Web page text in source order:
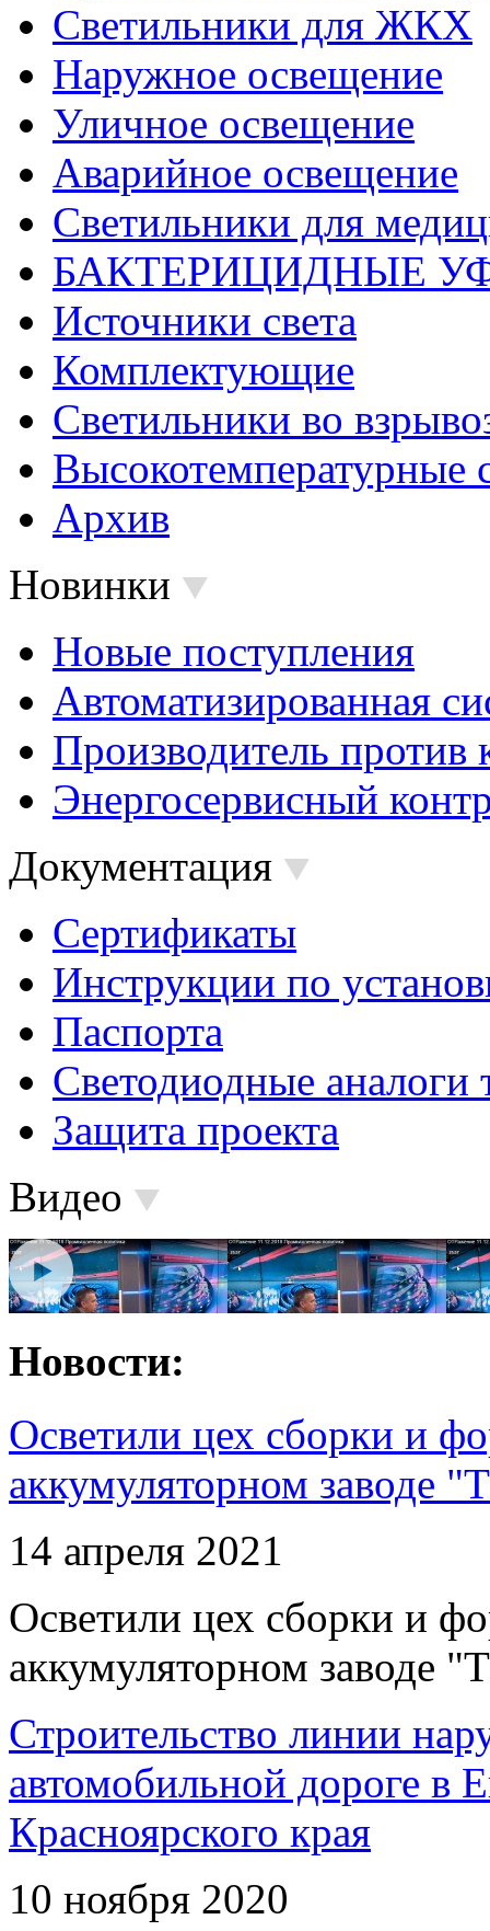
Светильники для ЖКХ
Наружное освещение
Уличное освещение
Аварийное освещение
Светильники для
БАКТЕРИЦИДНЫЕ
Источники света
Комплектующие
Светильники во
Высокотемпературные
Архив
Новинки
Новые поступления
Автоматизированная
Производитель против
Энергосервисный
Документация
Сертификаты
Инструкции по
Паспорта
Светодиодные аналоги
Защита проекта
Видео
Новости:
Осветили цех сборки и
аккумуляторном заводе
14 апреля 2021
Осветили цех сборки и
аккумуляторном заводе
Строительство линии
автомобильной дороге в
Красноярского края
10 ноября 2020